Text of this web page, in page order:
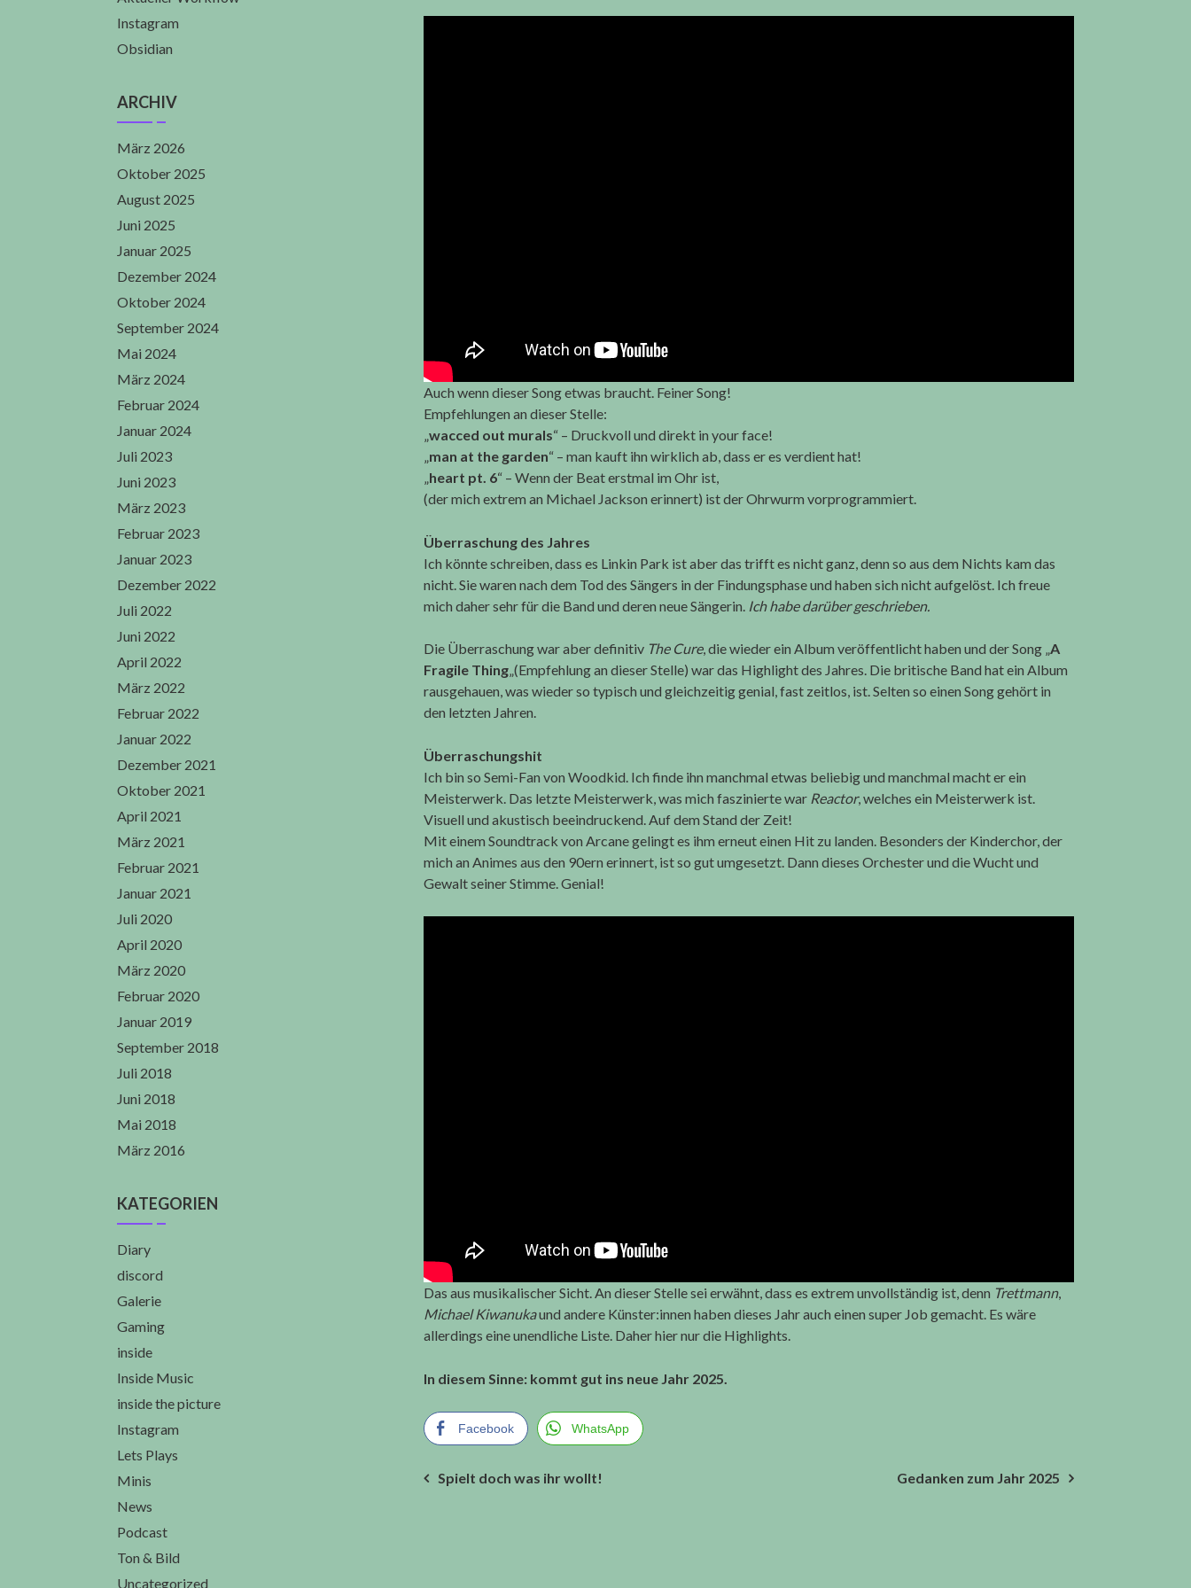
Auch wenn dieser Song etwas braucht. Feiner Song!
Empfehlungen an dieser Stelle:
„wacced out murals“ – Druckvoll und direkt in your face!
„man at the garden“ – man kauft ihn wirklich ab, dass er es verdient hat!
„heart pt. 6“ – Wenn der Beat erstmal im Ohr ist,
(der mich extrem an Michael Jackson erinnert) ist der Ohrwurm vorprogrammiert.
Überraschung des Jahres
Ich könnte schreiben, dass es Linkin Park ist aber das trifft es nicht ganz, denn so aus dem Nichts kam das
nicht. Sie waren nach dem Tod des Sängers in der Findungsphase und haben sich nicht aufgelöst. Ich freue
mich daher sehr für die Band und deren neue Sängerin. Ich habe darüber geschrieben.
Die Überraschung war aber definitiv The Cure, die wieder ein Album veröffentlicht haben und der Song „A
Fragile Thing„(Empfehlung an dieser Stelle) war das Highlight des Jahres. Die britische Band hat ein Album
rausgehauen, was wieder so typisch und gleichzeitig genial, fast zeitlos, ist. Selten so einen Song gehört in
den letzten Jahren.
Überraschungshit
Ich bin so Semi-Fan von Woodkid. Ich finde ihn manchmal etwas beliebig und manchmal macht er ein
Meisterwerk. Das letzte Meisterwerk, was mich faszinierte war Reactor, welches ein Meisterwerk ist.
Visuell und akustisch beeindruckend. Auf dem Stand der Zeit!
Mit einem Soundtrack von Arcane gelingt es ihm erneut einen Hit zu landen. Besonders der Kinderchor, der
mich an Animes aus den 90ern erinnert, ist so gut umgesetzt. Dann dieses Orchester und die Wucht und
Gewalt seiner Stimme. Genial!
Das aus musikalischer Sicht. An dieser Stelle sei erwähnt, dass es extrem unvollständig ist, denn Trettmann,
Michael Kiwanukaund andere Künster:innen haben dieses Jahr auch einen super Job gemacht. Es wäre
allerdings eine unendliche Liste. Daher hier nur die Highlights.
In diesem Sinne: kommt gut ins neue Jahr 2025.
Facebook WhatsApp
Beitragsnavigation
Spielt doch was ihr wollt! Gedanken zum Jahr 2025
Instagram
Obsidian
ARCHIV
März 2026
Oktober 2025
August 2025
Juni 2025
Januar 2025
Dezember 2024
Oktober 2024
September 2024
Mai 2024
März 2024
Februar 2024
Januar 2024
Juli 2023
Juni 2023
März 2023
Februar 2023
Januar 2023
Dezember 2022
Juli 2022
Juni 2022
April 2022
März 2022
Februar 2022
Januar 2022
Dezember 2021
Oktober 2021
April 2021
März 2021
Februar 2021
Januar 2021
Juli 2020
April 2020
März 2020
Februar 2020
Januar 2019
September 2018
Juli 2018
Juni 2018
Mai 2018
März 2016
KATEGORIEN
Diary
discord
Galerie
Gaming
inside
Inside Music
inside the picture
Instagram
Lets Plays
Minis
News
Podcast
Ton & Bild
Uncategorized